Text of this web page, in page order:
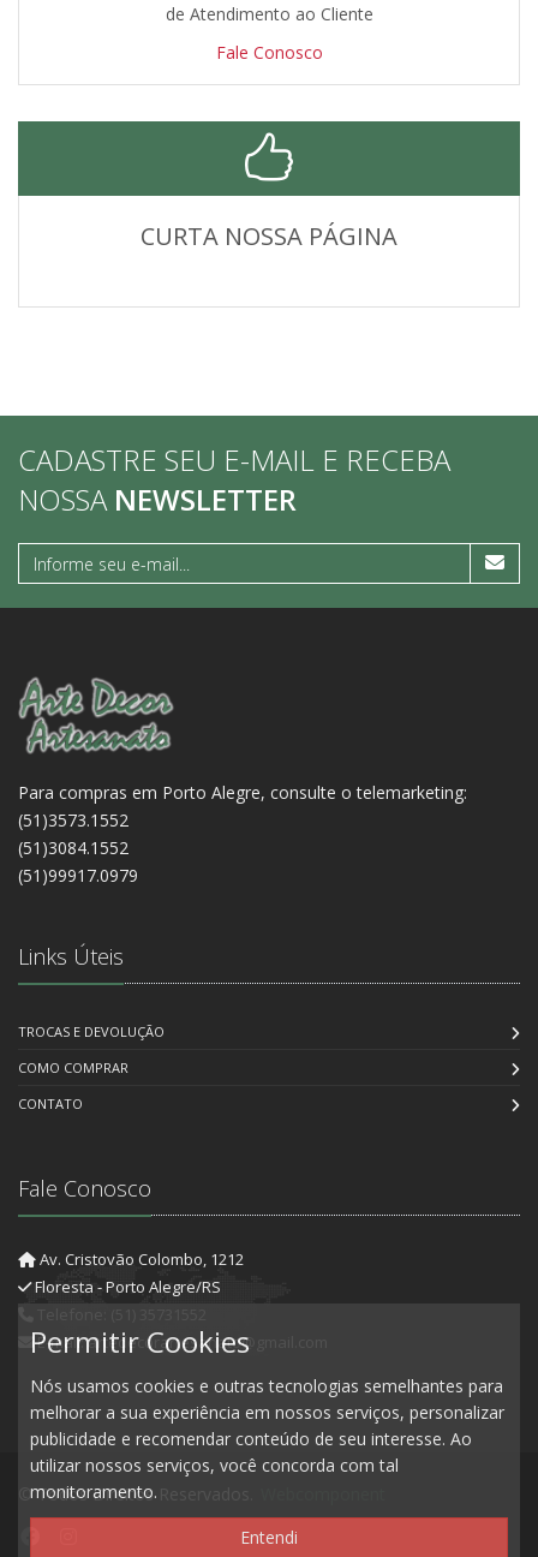
de Atendimento ao Cliente
Fale Conosco
CURTA NOSSA PÁGINA
CADASTRE SEU E-MAIL E RECEBA
NOSSA NEWSLETTER
Para compras em Porto Alegre, consulte o telemarketing:
(51)3573.1552
(51)3084.1552
(51)99917.0979
Links Úteis
TROCAS E DEVOLUÇÃO
COMO COMPRAR
CONTATO
Fale Conosco
Av. Cristovão Colombo, 1212
Floresta - Porto Alegre/RS
E-mail: artedecorartesanato@gmail.com
© Todos Direitos Reservados.
Permitir Cookies
Nós usamos cookies e outras tecnologias semelhantes para
melhorar a sua experiência em nossos serviços, personalizar
publicidade e recomendar conteúdo de seu interesse. Ao
utilizar nossos serviços, você concorda com tal
monitoramento.
Entendi